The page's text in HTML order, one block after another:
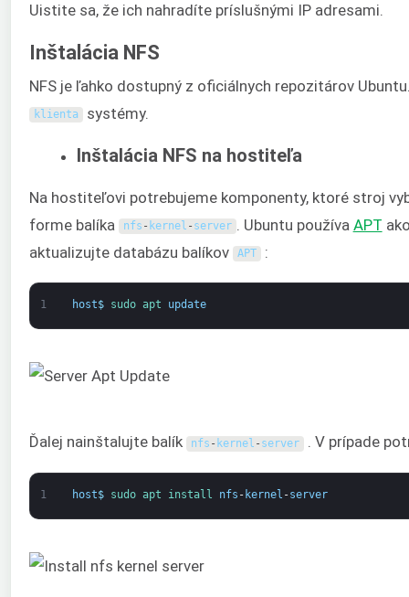
Uistite sa, že ich nahradíte príslušnými IP adresami.
Inštalácia NFS
NFS je ľahko dostupný z oficiálnych repozitárov
klienta systémy.
Inštalácia NFS na hostiteľa
Na hostiteľovi potrebujeme komponenty, ktoré stroj
forme balíka
nfs - kernel - server . Ubuntu používa APT
aktualizujte databázu balíkov
APT :
1 host$ sudo apt update
Ďalej nainštalujte balík nfs - kernel - server . V prípade
1 host$ sudo apt install nfs - kernel -server